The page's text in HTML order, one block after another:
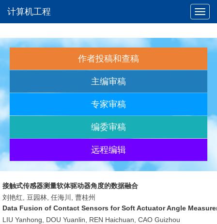
计算机工程
作者投稿和查稿
主编审稿
专家审稿
编委审稿
远程编辑
接触式传感器测量软体驱动器角度的数据融合
刘艳红, 豆园林, 任海川, 曹桂州
Data Fusion of Contact Sensors for Soft Actuator Angle
LIU Yanhong, DOU Yuanlin, REN Haichuan, CAO Guizhou